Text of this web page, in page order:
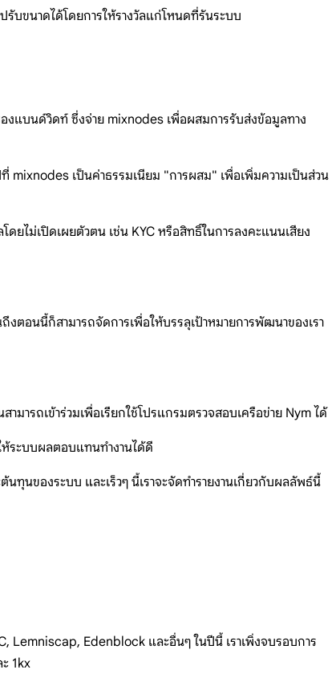
บขนาดได้โดยการให้รางวัลแก่โหนดที่รันระบบ
งแบนด์วิดท์ ซึ่งจ่าย mixnodes เพื่อผสมการรับส่งข้อมูลทาง
mixnodes เป็นค่าธรรมเนียม "การผสม" เพื่อเพิ่มความเป็นส่วน
ยไม่เปิดเผยตัวตน เช่น KYC หรือสิทธิ์ในการลงคะแนนเสียง
งตอนนี้ก็สามารถจัดการเพื่อให้บรรลุเป้าหมายการพัฒนาของเรา
ารถเข้าร่วมเพื่อเรียกใช้โปรแกรมตรวจสอบเครือข่าย Nym ได้
ระบบผลตอบแทนทำงานได้ดี
ทุนของระบบ และเร็วๆ นี้เราจะจัดทำรายงานเกี่ยวกับผลลัพธ์นี้
Lemniscap, Edenblock และอื่นๆ ในปีนี้ เราเพิ่งจบรอบการ
1kx